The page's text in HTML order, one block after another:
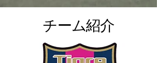
​チーム紹介